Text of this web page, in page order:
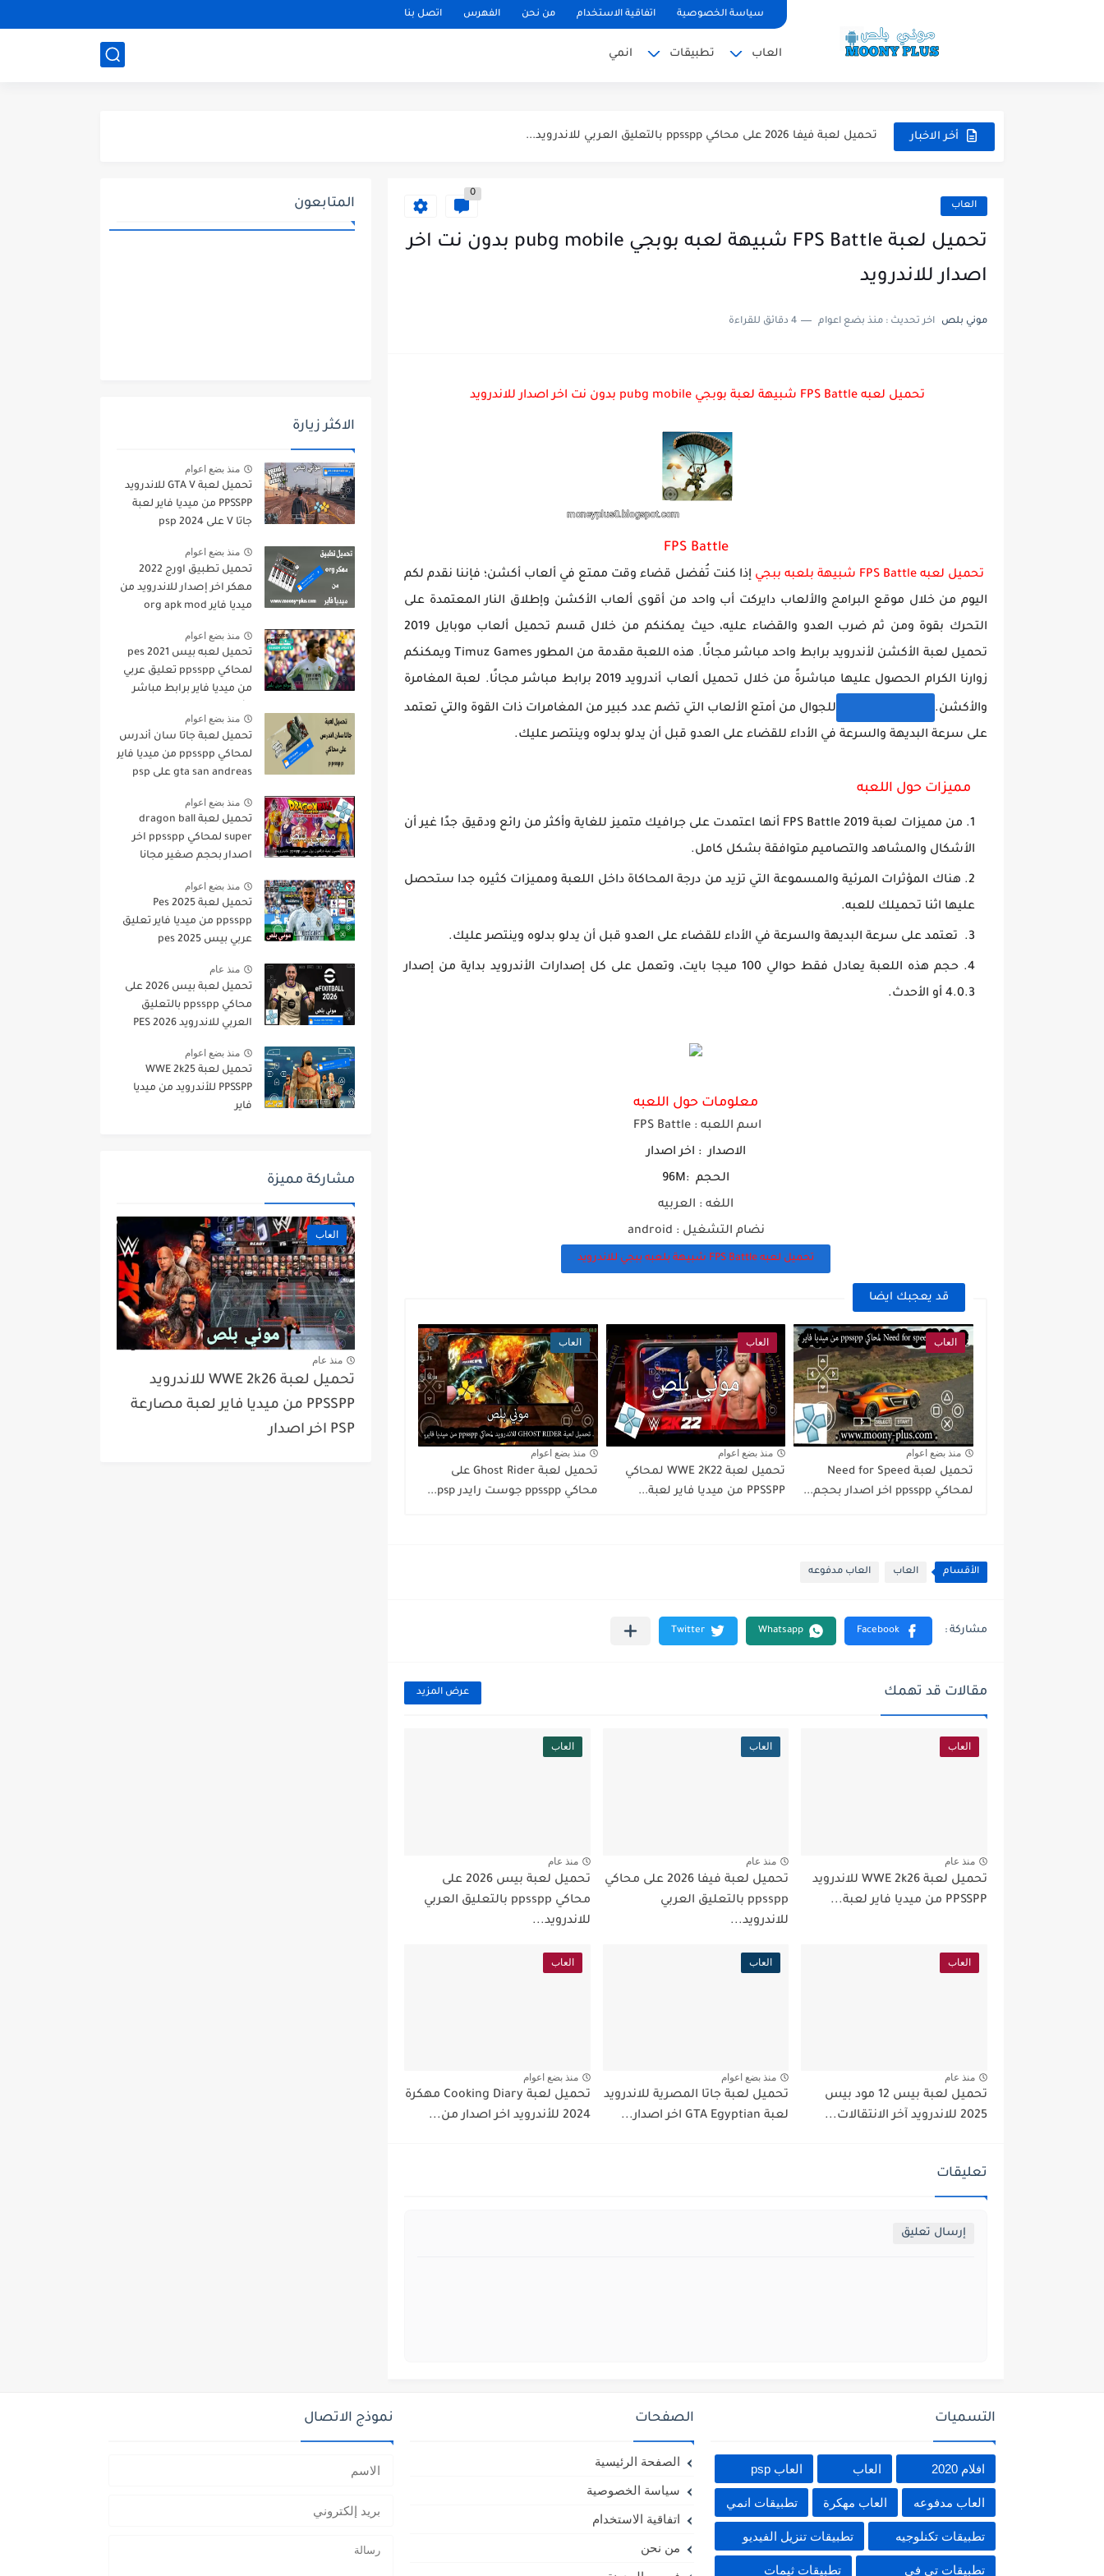
سياسة الخصوصية اتفاقية الاستخدام من نحن الفهرس اتصل بنا
العاب تطبيقات انمي
أخر الاخبار تحميل لعبة فيفا 2026 على محاكي ppsspp بالتعليق العربي للاندرويد...
تحميل لعبة Total Football مهكرة 2025 اخر اصدار للأندرويد لعبة...
تحميل لعبة جاتا فايس سيتي مهكرة لعبة GTA Vice City...
العاب
0
تحميل لعبة FPS Battle شبيهة لعبه بوبجي pubg mobile بدون نت اخر
اصدار للاندرويد
موني بلص اخر تحديث : منذ بضع اعوام 4 دقائق للقراءة
تحميل لعبه FPS Battle شبيهة لعبة بوبجي pubg mobile بدون نت اخر اصدار للاندرويد
FPS Battle
تحميل لعبه FPS Battle شبيهة بلعبه ببجي
إذا كنت تُفضل قضاء وقت ممتع في ألعاب أكشن؛ فإننا نقدم لكم
اليوم من خلال موقع البرامج والألعاب دايركت أب واحد من أقوى ألعاب الأكشن وإطلاق النار المعتمدة على
التحرك بقوة ومن ثم ضرب العدو والقضاء عليه، حيث يمكنكم من خلال قسم تحميل ألعاب موبايل 2019
تحميل لعبة الأكشن لأندرويد برابط واحد مباشر مجانًا. هذه اللعبة مقدمة من المطور Timuz Games ويمكنكم
زوارنا الكرام الحصول عليها مباشرةً من خلال تحميل ألعاب أندرويد 2019 برابط مباشر مجانًا. لعبة المغامرة
والأكشن.
للجوال من أمتع الألعاب التي تضم عدد كبير من المغامرات ذات القوة والتي تعتمد
على سرعة البديهة والسرعة في الأداء للقضاء على العدو قبل أن يدلو بدلوه وينتصر عليك.
مميزات حول اللعبه
من مميزات لعبة FPS Battle 2019 أنها اعتمدت على جرافيك متميز للغاية وأكثر من رائع ودقيق جدًا غير أن
الأشكال والمشاهد والتصاميم متوافقة بشكل كامل.
هناك المؤثرات المرئية والمسموعة التي تزيد من درجة المحاكاة داخل اللعبة ومميزات كثيره جدا ستحصل
عليها اثنا تحميلك للعبه.
تعتمد على سرعة البديهة والسرعة في الأداء للقضاء على العدو قبل أن يدلو بدلوه وينتصر عليك.
حجم هذه اللعبة يعادل فقط حوالي 100 ميجا بايت، وتعمل على كل إصدارات الأندرويد بداية من إصدار
4.0.3 أو الأحدث.
معلومات حول اللعبه
اسم اللعبه : FPS Battle
الاصدار : اخر اصدار
الحجم :96M
اللغه : العربيه
نضام التشغيل : android
تحميل لعبه FPS Battle شبيهة بلعبه ببجي للاندرويد
قد يعجبك ايضا
العاب
منذ بضع اعوام
تحميل لعبة Need for Speed
لمحاكي ppsspp اخر اصدار بحجم...
العاب
منذ بضع اعوام
تحميل لعبة WWE 2K22 لمحاكي
PPSSPP من ميديا فاير لعبة...
العاب
منذ بضع اعوام
تحميل لعبة Ghost Rider على
محاكي ppsspp جوست رايدر psp...
الأقسام العاب العاب مدفوعه
مقالات قد تهمك عرض المزيد
العاب
منذ عام
تحميل لعبة WWE 2k26 للاندرويد
PPSSPP من ميديا فاير لعبة...
العاب
منذ عام
تحميل لعبة فيفا 2026 على محاكي
ppsspp بالتعليق العربي
للاندرويد...
العاب
منذ عام
تحميل لعبة بيس 2026 على
محاكي ppsspp بالتعليق العربي
للاندرويد...
العاب
منذ عام
تحميل لعبة بيس 12 مود بيس
2025 للاندرويد آخر الانتقالات...
العاب
منذ بضع اعوام
تحميل لعبة جاتا المصرية للاندرويد
لعبة GTA Egyptian اخر اصدار...
العاب
منذ بضع اعوام
تحميل لعبة Cooking Diary مهكرة
2024 للأندرويد اخر اصدار من...
تعليقات
إرسال تعليق
المتابعون
الاكثر زيارة
منذ بضع اعوام
تحميل لعبة GTA V للاندرويد
PPSSPP من ميديا فاير لعبة
جاتا V على psp 2024
منذ بضع اعوام
تحميل تطبيق اورج 2022
مهكر اخر إصدار للاندرويد من
ميديا فاير org apk mod
منذ بضع اعوام
تحميل لعبه بيس pes 2021
لمحاكي ppsspp تعليق عربي
من ميديا فاير برابط مباشر
ppsspp
منذ بضع اعوام
تحميل لعبة جاتا سان أندرس
لمحاكي ppsspp من ميديا فاير
gta san andreas على psp
منذ بضع اعوام
تحميل لعبة dragon ball
super لمحاكي ppsspp اخر
اصدار بحجم صغير مجانا
psp من ميديا فاير
منذ بضع اعوام
تحميل لعبة Pes 2025
ppsspp من ميديا فاير تعليق
عربي بيس pes 2025
منذ عام
تحميل لعبة بيس 2026 على
محاكي ppsspp بالتعليق
العربي للاندرويد PES 2026
صغير من ميديا فاير
منذ بضع اعوام
تحميل لعبة WWE 2k25
PPSSPP للأندرويد من ميديا
فاير
مشاركة مميزة
العاب
منذ عام
تحميل لعبة WWE 2k26 للاندرويد
PPSSPP من ميديا فاير لعبة مصارعة
PSP اخر اصدار
التسميات
افلام 2020 العاب العاب psp
العاب مدفوعه العاب مهكرة تطبيقات انمي
تطبيقات تكنلوجيه تطبيقات تنزيل الفيديو
تطبيقات تي في تطبيقات ثيمات
الصفحات
الصفحة الرئيسية
سياسة الخصوصية
اتفاقية الاستخدام
من نحن
نموذج الاتصال